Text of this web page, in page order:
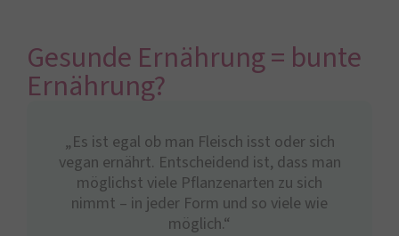
Gesunde Ernährung = bunte
Ernährung?
„Es ist egal ob man Fleisch isst oder sich
vegan ernährt. Entscheidend ist, dass man
möglichst viele Pflanzenarten zu sich
nimmt – in jeder Form und so viele wie
möglich.“